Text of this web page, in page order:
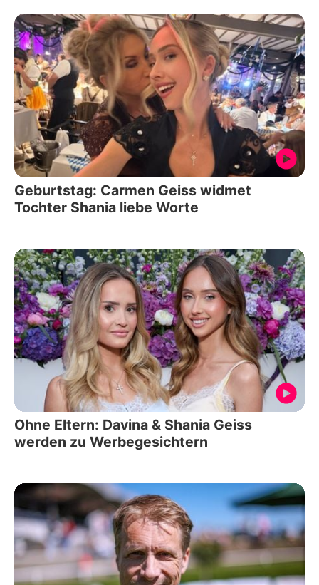
Geburtstag: Carmen Geiss widmet
Tochter Shania liebe Worte
Ohne Eltern: Davina & Shania Geiss
werden zu Werbegesichtern